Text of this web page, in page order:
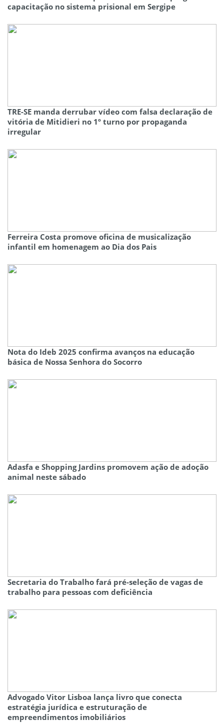
capacitação no sistema prisional em Sergipe
TRE-SE manda derrubar vídeo com falsa declaração de
vitória de Mitidieri no 1º turno por propaganda
irregular
Ferreira Costa promove oficina de musicalização
infantil em homenagem ao Dia dos Pais
Nota do Ideb 2025 confirma avanços na educação
básica de Nossa Senhora do Socorro
Adasfa e Shopping Jardins promovem ação de adoção
animal neste sábado
Secretaria do Trabalho fará pré-seleção de vagas de
trabalho para pessoas com deficiência
Advogado Vitor Lisboa lança livro que conecta
estratégia jurídica e estruturação de
empreendimentos imobiliários